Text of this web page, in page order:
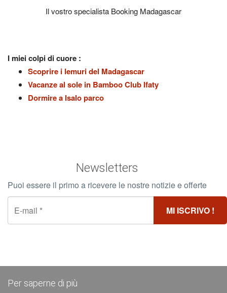
Il vostro specialista Booking Madagascar
I miei colpi di cuore :
Scoprire i lemuri del Madagascar
Vacanze al sole in Bamboo Club Ifaty
Dormire a Isalo parco
Newsletters
Puoi essere il primo a ricevere le nostre notizie e offerte
Per saperne di più